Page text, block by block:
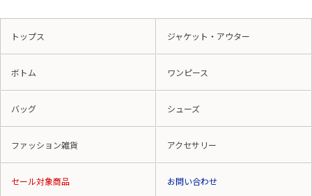
トップス ジャケット・アウター
ボトム ワンピース
バッグ シューズ
ファッション雑貨 アクセサリー
セール対象商品 お問い合わせ